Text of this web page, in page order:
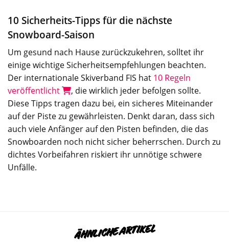
10 Sicherheits-Tipps für die nächste
Snowboard-Saison
Um gesund nach Hause zurückzukehren, solltet ihr
einige wichtige Sicherheitsempfehlungen beachten.
Der internationale Skiverband FIS hat 10 Regeln
veröffentlicht
, die wirklich jeder befolgen sollte.
Diese Tipps tragen dazu bei, ein sicheres Miteinander
auf der Piste zu gewährleisten. Denkt daran, dass sich
auch viele Anfänger auf den Pisten befinden, die das
Snowboarden noch nicht sicher beherrschen. Durch zu
dichtes Vorbeifahren riskiert ihr unnötige schwere
Unfälle.
ÄHNLICHE ARTIKEL